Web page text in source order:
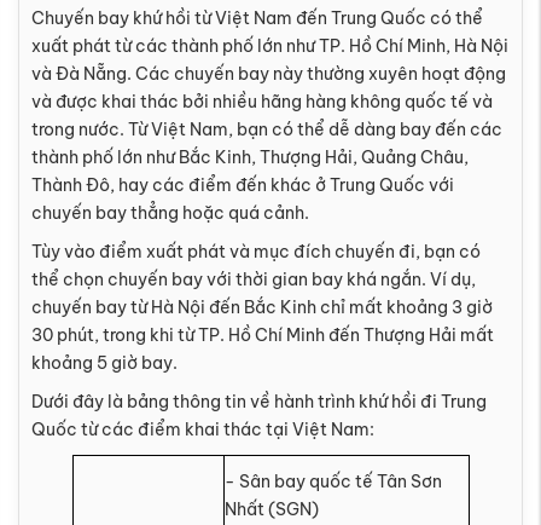
Chuyến bay khứ hồi từ Việt Nam đến Trung Quốc có thể
xuất phát từ các thành phố lớn như TP. Hồ Chí Minh, Hà Nội
và Đà Nẵng. Các chuyến bay này thường xuyên hoạt động
và được khai thác bởi nhiều hãng hàng không quốc tế và
trong nước. Từ Việt Nam, bạn có thể dễ dàng bay đến các
thành phố lớn như Bắc Kinh, Thượng Hải, Quảng Châu,
Thành Đô, hay các điểm đến khác ở Trung Quốc với
chuyến bay thẳng hoặc quá cảnh.
Tùy vào điểm xuất phát và mục đích chuyến đi, bạn có
thể chọn chuyến bay với thời gian bay khá ngắn. Ví dụ,
chuyến bay từ Hà Nội đến Bắc Kinh chỉ mất khoảng 3 giờ
30 phút, trong khi từ TP. Hồ Chí Minh đến Thượng Hải mất
khoảng 5 giờ bay.
Dưới đây là bảng thông tin về hành trình khứ hồi đi Trung
Quốc từ các điểm khai thác tại Việt Nam:
- Sân bay quốc tế Tân Sơn
Nhất (SGN)